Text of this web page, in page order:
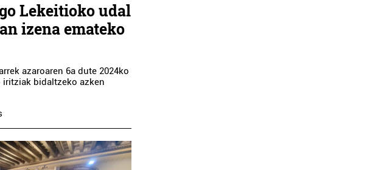
Lekeitioko udal
izena emateko
azaroaren 6a dute 2024ko
iritziak bidaltzeko azken